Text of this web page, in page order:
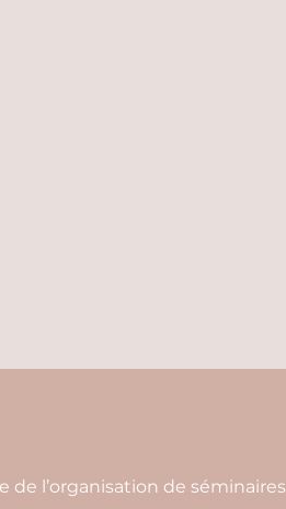
de l’organisation de séminaires